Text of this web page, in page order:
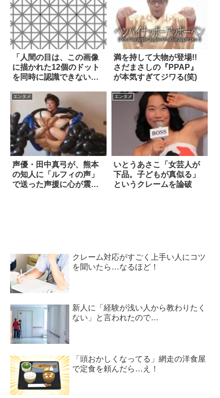
「人間の目は、この画像
に描かれた12個のドット
を同時に認識できない」
満を持して大物が登場!!
さだまさしの『PPAP』
が本気すぎてジワる(笑)
エンタメ
声優・田中真弓が、熊本
の知人に「ルフィの声」
で送った声援に心が震え
エンタメ
いとうあさこ「女芸人が
下品。子どもが真似る」
というクレームを論破
クレーム対応がすごく上手い人にコツ
を聞いたら…なるほど！
新人に「経験が浅い人から教わりたく
ない」と言われたので…
「頭おかしくなってる」網走の洋食屋
で定食を頼んだら…え！